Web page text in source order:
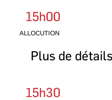
15h00
ALLOCUTION
Plus de
15h30